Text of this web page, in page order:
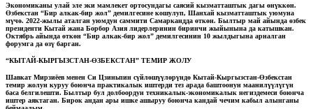
Экономиканы улай эле эки мамлекет ортосундагы саясий кызматташтык дагы өнүккөн.
Өзбекстан “Бир алкак-бир жол” демилгесине кошулуп, Шанхай кызматташтык уюмуна
мүчө. 2022-жылы аталган уюмдун саммити Самаркандда өткөн. Былтыр май айында өзбек
президенти Кытай жана Борбор Азия лидерлеринин биринчи жыйынына да катышкан.
Октябрь айында өткөн “Бир алкак-бир жол” демилгесинин 10 жылдыгына арналган
форумга да өзү барган.
“КЫТАЙ-КЫРГЫЗСТАН-ӨЗБЕКСТАН” ТЕМИР ЖОЛУ
Шавкат Мирзиёев менен Си Цзиньпин сүйлөшүүлөрүндө Кытай-Кыргызстан-Өзбекстан
темир жолун куруу боюнча практикалык иштерди тез арада баштоонун маанилүүлүгүн
баса белгилешти. Былтыр бул долбоордун техникалык-экономикалык негиздемеси боюнча
иштер аяктаган. Бирок андан ары ишке ашыруу боюнча кандай чечим кабыл алынганы